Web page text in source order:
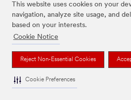
This website uses cookies on your
navigation, analyze site usage, and
based on your interests.
Cookie Notice
Reject Non-Essential Cookies
Cookie Preferences